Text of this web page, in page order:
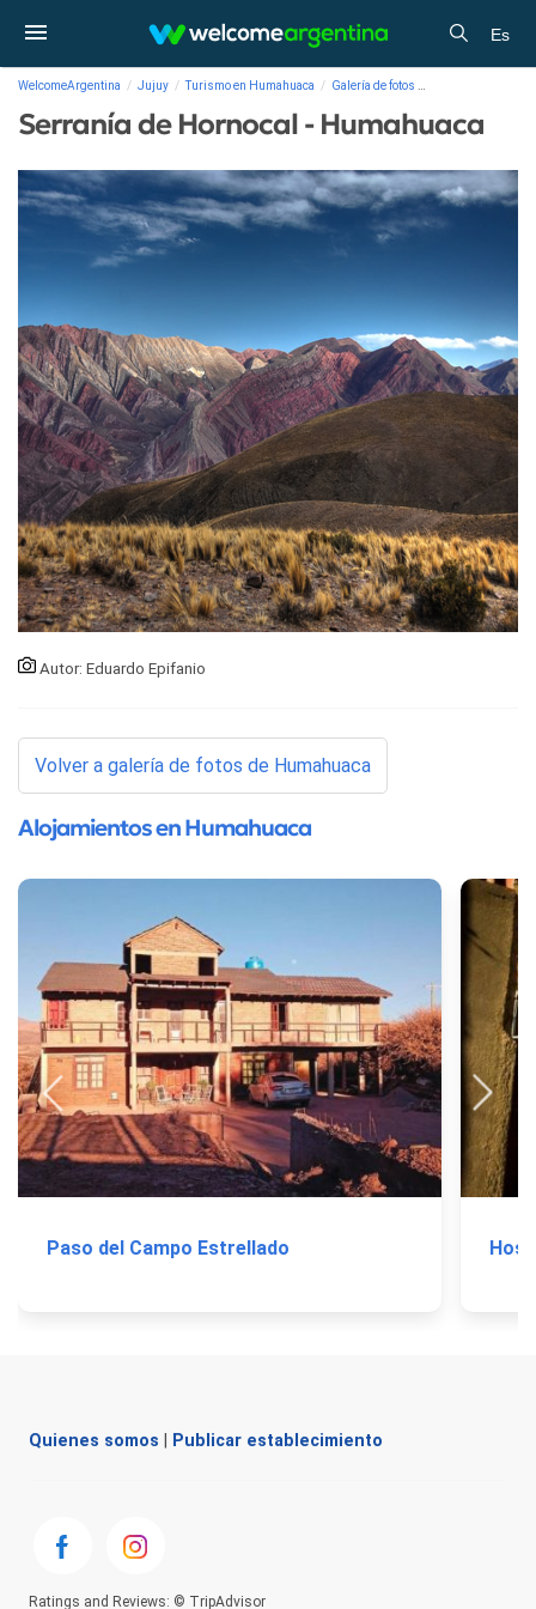
Es
WelcomeArgentina Jujuy Turismo en Humahuaca Galería de fotos
Serranía de Hornocal - Humahuaca
Autor: Eduardo Epifanio
Volver a galería de fotos de Humahuaca
Alojamientos en Humahuaca
Paso del Campo Estrellado
Quienes somos Publicar establecimiento
Ratings and Reviews: © TripAdvisor